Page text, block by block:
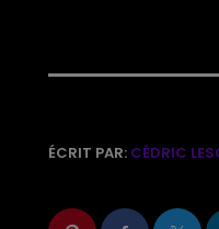
ÉCRIT PAR: CÉDRIC